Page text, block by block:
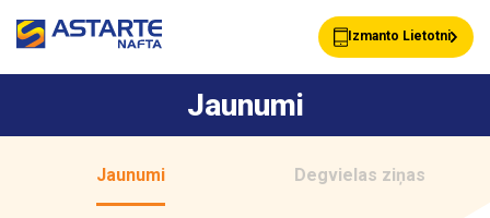
Izmanto Lietotni
Akcijas Jaunumi
Jaunumi
Jaunumi Degvielas ziņas